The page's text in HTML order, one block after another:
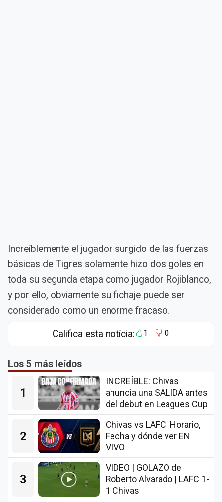
Increíblemente el jugador surgido de las fuerzas
básicas de Tigres solamente hizo dos goles en
toda su segunda etapa como jugador Rojiblanco,
y por ello, obviamente su fichaje puede ser
considerado como un enorme fracaso.
Califica esta notícia: 1 0
Los 5 más leídos
1
INCREÍBLE: Chivas
anuncia una SALIDA antes
del debut en Leagues Cup
2
Chivas vs LAFC: Horario,
Fecha y dónde ver EN
VIVO
3
VIDEO | GOLAZO de
Roberto Alvarado | LAFC 1-
1 Chivas